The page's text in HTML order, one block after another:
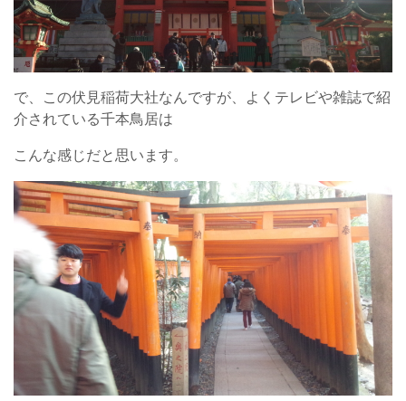
で、この伏見稲荷大社なんですが、よくテレビや雑誌で紹
介されている千本鳥居は
こんな感じだと思います。